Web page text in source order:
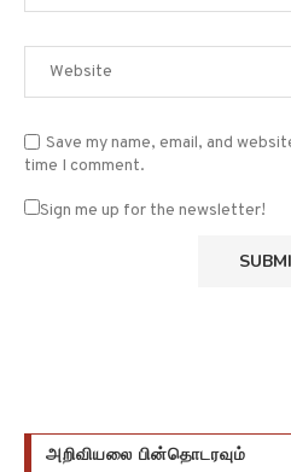
Save my name, email, and
time I comment.
Sign me up for the newsletter!
அறிவியலை பின்தொடரவும்